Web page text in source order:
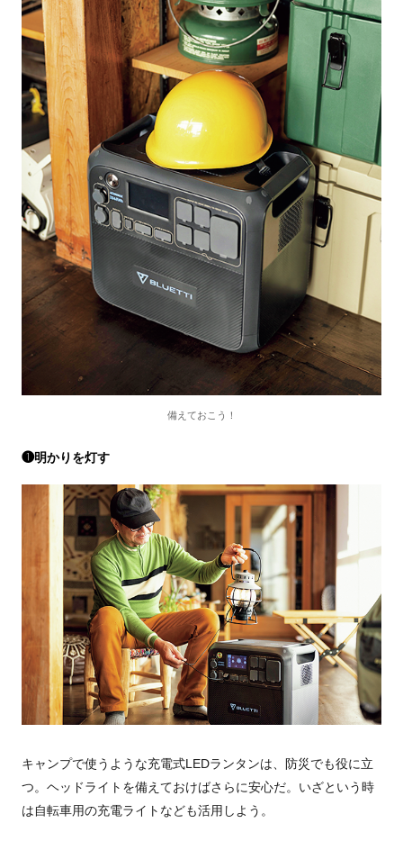
備えておこう！
❶明かりを灯す
キャンプで使うような充電式LEDランタンは、防災でも役に立
つ。ヘッドライトを備えておけばさらに安心だ。いざという時
は自転車用の充電ライトなども活用しよう。